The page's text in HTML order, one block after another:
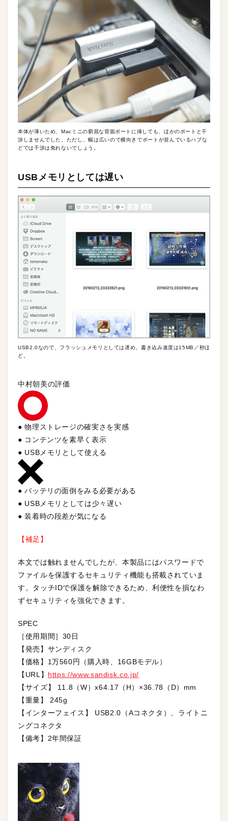
本体が薄いため、Macミニの窮屈な背面ポートに挿しても、ほかのポートと干
渉しませんでした。ただし、幅は広いので横向きでポートが並んでいるハブな
どでは干渉は免れないでしょう。
USBメモリとしては遅い
USB2.0なので、フラッシュメモリとしては遅め。書き込み速度は15MB／秒ほ
ど。
中村朝美の評価
● 物理ストレージの確実さを実感
● コンテンツを素早く表示
● USBメモリとして使える
● バッテリの面倒をみる必要がある
● USBメモリとしては少々遅い
● 装着時の段差が気になる
【補足】
本文では触れませんでしたが、本製品にはパスワードで
ファイルを保護するセキュリティ機能も搭載されていま
す。タッチIDで保護を解除できるため、利便性を損なわ
ずセキュリティを強化できます。
SPEC
［使用期間］30日
【発売】サンディスク
【価格】1万560円（購入時、16GBモデル）
【URL】 https://www.sandisk.co.jp/
【サイズ】 11.8（W）x64.17（H）×36.78（D）mm
【重量】 245g
【インターフェイス】 USB2.0（Aコネクタ）、ライトニ
ングコネクタ
【備考】2年間保証